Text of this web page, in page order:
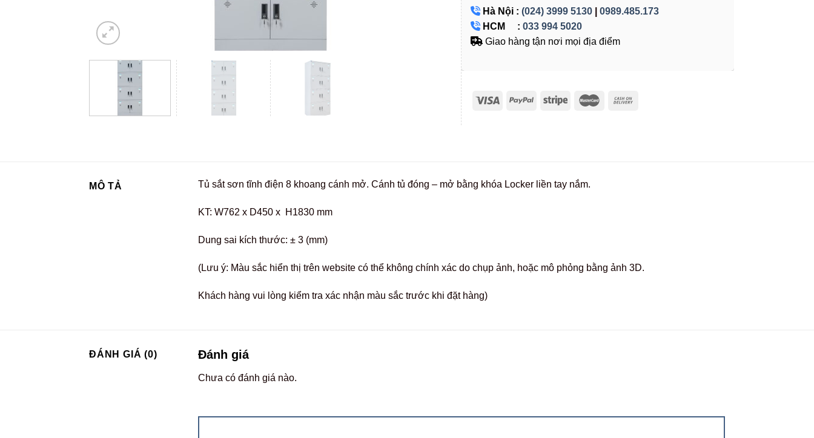
Hà Nội : (024) 3999 5130
0989.485.173
HCM : 033 994 5020
Giao hàng tận nơi mọi địa điểm
MÔ TẢ Tủ sắt sơn tĩnh điện 8 khoang cánh mở. Cánh tủ đóng – mở bằng khóa Locker liền tay nắm.
KT: W762 x D450 x H1830 mm
Dung sai kích thước: ± 3 (mm)
(Lưu ý: Màu sắc hiển thị trên website có thể không chính xác do chụp ảnh, hoặc mô phỏng bằng ảnh 3D.
Khách hàng vui lòng kiểm tra xác nhận màu sắc trước khi đặt hàng)
ĐÁNH GIÁ (0) Đánh giá
Chưa có đánh giá nào.